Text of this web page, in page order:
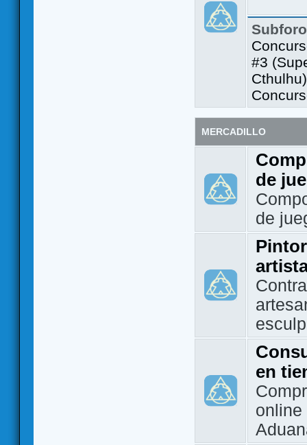
#3
Cthulhu)
MERCADILLO
de
de
en